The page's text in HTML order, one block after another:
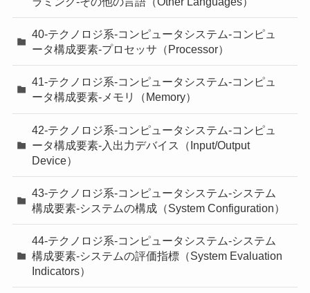
40-テクノロジ系-コンピュータシステム-コンピュ
ータ構成要素-プロセッサ（Processor）
41-テクノロジ系-コンピュータシステム-コンピュ
ータ構成要素-メモリ（Memory）
42-テクノロジ系-コンピュータシステム-コンピュ
ータ構成要素-入出力デバイス（Input/Output
Device）
43-テクノロジ系-コンピュータシステム-システム
構成要素-システムの構成（System Configuration）
44-テクノロジ系-コンピュータシステム-システム
構成要素-システムの評価指標（System Evaluation
Indicators）